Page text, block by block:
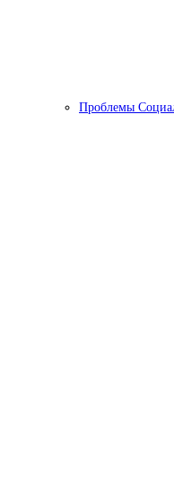
Проблемы